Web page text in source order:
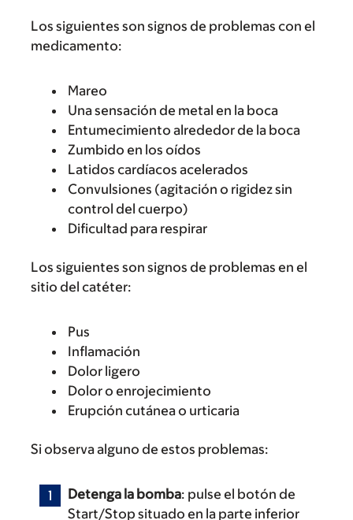
Los siguientes son signos de problemas con el
medicamento:
Mareo
Una sensación de metal en la boca
Entumecimiento alrededor de la boca
Zumbido en los oídos
Latidos cardíacos acelerados
Convulsiones (agitación o rigidez sin
control del cuerpo)
Dificultad para respirar
Los siguientes son signos de problemas en el
sitio del catéter:
Pus
Inflamación
Dolor ligero
Dolor o enrojecimiento
Erupción cutánea o urticaria
Si observa alguno de estos problemas:
Detenga la bomba: pulse el botón de
Start/Stop situado en la parte inferior